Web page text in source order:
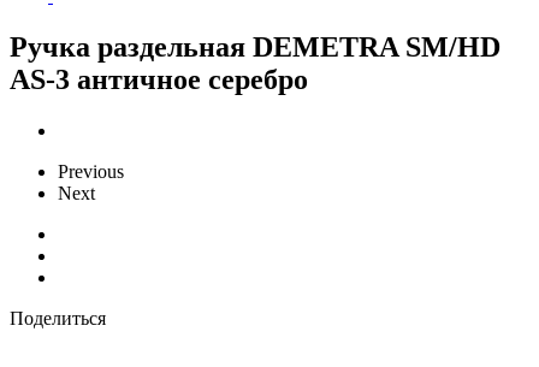
Ручка раздельная DEMETRA SM/HD
AS-3 античное серебро
Previous
Next
Поделиться